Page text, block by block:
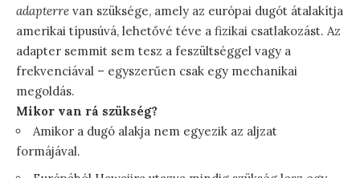
adapterre van szüksége, amely az európai dugót átalakítja
amerikai típusúvá, lehetővé téve a fizikai csatlakozást. Az
adapter semmit sem tesz a feszültséggel vagy a
frekvenciával – egyszerűen csak egy mechanikai
megoldás.
Mikor van rá szükség?
Amikor a dugó alakja nem egyezik az aljzat
formájával.